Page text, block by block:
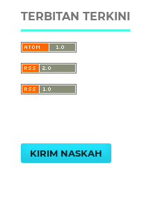
TERBITAN TERKINI
KIRIM NASKAH